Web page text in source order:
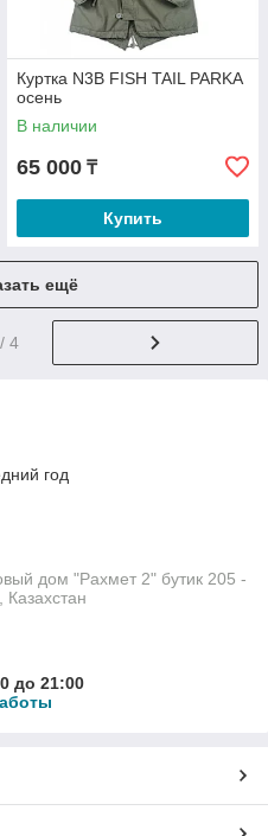
Куртка N3B FISH TAIL PARKA
осень
В наличии
65 000 ₸
Купить
ещё
/ 4
год
дом "Рахмет 2" бутик 205 -
Казахстан
до 21:00